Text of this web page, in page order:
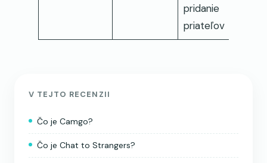
pridanie
priateľov
V TEJTO RECENZII
Čo je Camgo?
Čo je Chat to Strangers?